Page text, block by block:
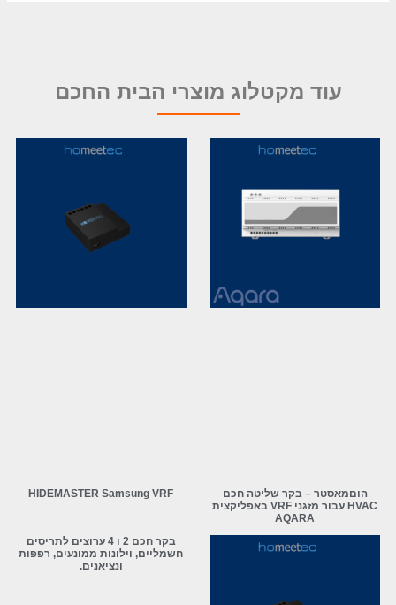
עוד מקטלוג מוצרי הבית החכם
הוםמאסטר – בקר שליטה חכם
HVAC עבור מזגני VRF באפליקצית
AQARA
HIDEMASTER Samsung VRF
בקר חכם 2 ו 4 ערוצים לתריסים
חשמליים, וילונות ממונעים, רפפות
ונציאנים.